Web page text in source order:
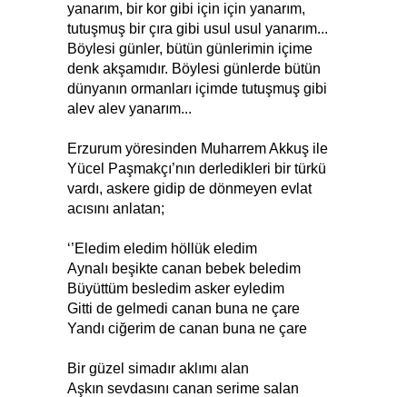
yanarım, bir kor gibi için için yanarım,
tutuşmuş bir çıra gibi usul usul yanarım...
Böylesi günler, bütün günlerimin içime
denk akşamıdır. Böylesi günlerde bütün
dünyanın ormanları içimde tutuşmuş gibi
alev alev yanarım...
Erzurum yöresinden Muharrem Akkuş ile
Yücel Paşmakçı’nın derledikleri bir türkü
vardı, askere gidip de dönmeyen evlat
acısını anlatan;
‘’Eledim eledim höllük eledim
Aynalı beşikte canan bebek beledim
Büyüttüm besledim asker eyledim
Gitti de gelmedi canan buna ne çare
Yandı ciğerim de canan buna ne çare
Bir güzel simadır aklımı alan
Aşkın sevdasını canan serime salan